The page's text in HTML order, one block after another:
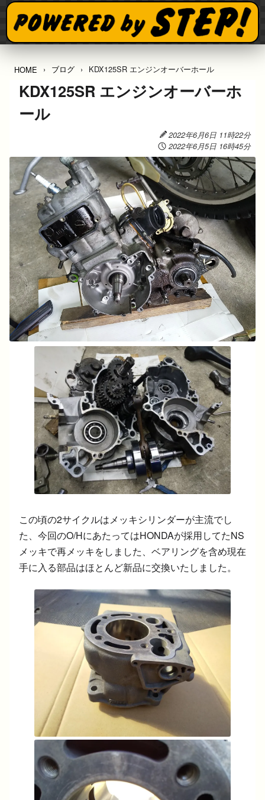
HOME ブログ KDX125SR エンジンオーバーホール
KDX125SR エンジンオーバーホ
ール
2022年6月6日 11時22分
2022年6月5日 16時45分
この頃の2サイクルはメッキシリンダーが主流でし
た、今回のO/HにあたってはHONDAが採用してたNS
メッキで再メッキをしました、ベアリングを含め現在
手に入る部品はほとんど新品に交換いたしました。